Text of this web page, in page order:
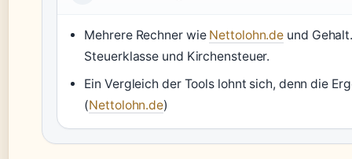
Mehrere Rechner wie Nettolohn.de und
Steuerklasse und Kirchensteuer.
Ein Vergleich der Tools lohnt sich, denn die
(Nettolohn.de)